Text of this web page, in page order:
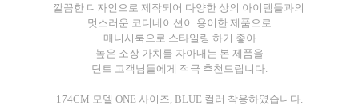
깔끔한 디자인으로 제작되어 다양한 상의 아이템들과의
멋스러운 코디네이션이 용이한 제품으로
매니시룩으로 스타일링 하기 좋아
높은 소장 가치를 자아내는 본 제품을
딘트 고객님들에게 적극 추천드립니다.
174CM 모델 ONE 사이즈, BLUE 컬러 착용하였습니다.